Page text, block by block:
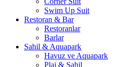
Swim Up Suit
Restoran & Bar
Restoranlar
Barlar
Sahil & Aquapark
Havuz ve Aquapark
Plaj & Sahil